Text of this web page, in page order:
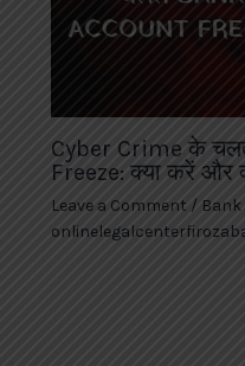
Cyber Crime के
Freeze: क्या करें और
Leave a Comment /